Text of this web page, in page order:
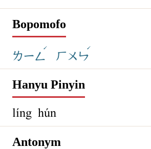
Bopomofo
ㄌㄧㄥ
ˊ
ㄏㄨㄣ
ˊ
Hanyu Pinyin
líng hún
Antonym